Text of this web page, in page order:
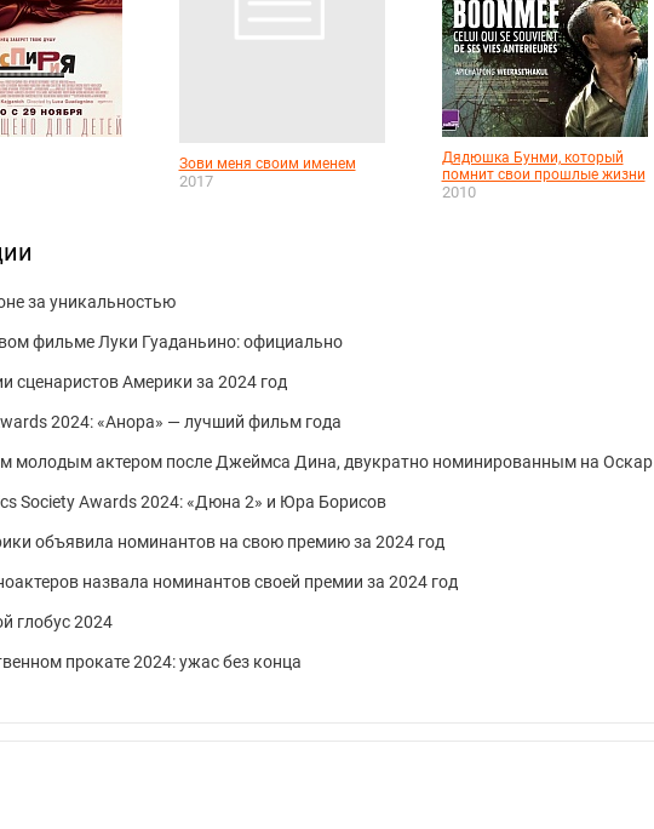
Зови меня своим именем
2017
Дядюшка Бунми, который
помнит свои прошлые жизни
2010
за уникальностью
фильме Луки Гуаданьино: официально
сценаристов Америки за 2024 год
2024: «Анора» — лучший фильм года
молодым актером после Джеймса Дина, двукратно номинированным на Оскар
Society Awards 2024: «Дюна 2» и Юра Борисов
объявила номинантов на свою премию за 2024 год
назвала номинантов своей премии за 2024 год
глобус 2024
прокате 2024: ужас без конца